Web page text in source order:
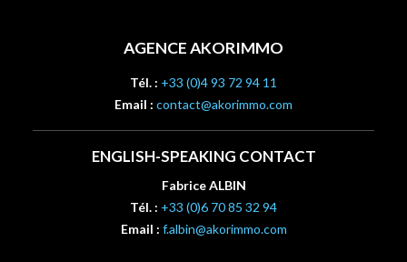
AGENCE AKORIMMO
Tél. : +33 (0)4 93 72 94 11
Email : contact@akorimmo.com
ENGLISH-SPEAKING CONTACT
Fabrice ALBIN
Tél. : +33 (0)6 70 85 32 94
Email : f.albin@akorimmo.com